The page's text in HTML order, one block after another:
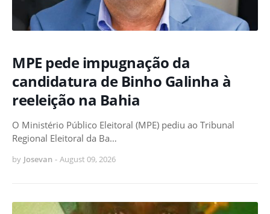
MPE pede impugnação da
candidatura de Binho Galinha à
reeleição na Bahia
O Ministério Público Eleitoral (MPE) pediu ao Tribunal
Regional Eleitoral da Ba…
by Josevan - August 09, 2026